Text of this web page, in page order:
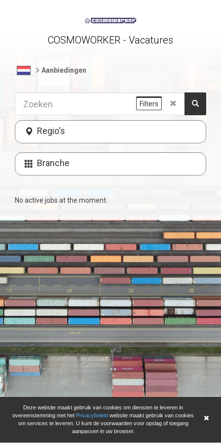
Deze website maakt gebruik van cookies om diensten te leveren in
overeenstemming met het Privacybeleid website maakt gebruik van cookies
om services te leveren. U kunt de voorwaarden voor opslag of toegang
aanpassen in uw browser.
COSMOWORKER - Vacatures
Aanbiedingen
Regio's
Branche
Filters
No active jobs at the moment.